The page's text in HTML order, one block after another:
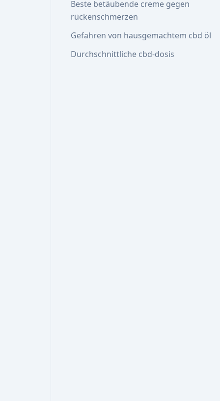
Beste betäubende creme gegen
rückenschmerzen
Gefahren von hausgemachtem cbd öl
Durchschnittliche cbd-dosis